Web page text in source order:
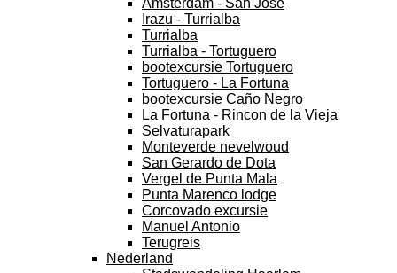
Amsterdam - San Jose
Irazu - Turrialba
Turrialba
Turrialba - Tortuguero
bootexcursie Tortuguero
Tortuguero - La Fortuna
bootexcursie Caño Negro
La Fortuna - Rincon de la Vieja
Selvaturapark
Monteverde nevelwoud
San Gerardo de Dota
Vergel de Punta Mala
Punta Marenco lodge
Corcovado excursie
Manuel Antonio
Terugreis
Nederland